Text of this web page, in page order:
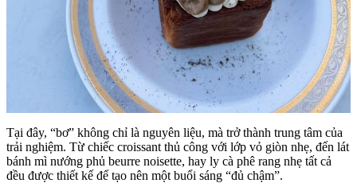
Tại đây, “bơ” không chỉ là nguyên liệu, mà trở thành trung tâm của
trải nghiệm. Từ chiếc croissant thủ công với lớp vỏ giòn nhẹ, đến lát
bánh mì nướng phủ beurre noisette, hay ly cà phê rang nhẹ tất cả
đều được thiết kế để tạo nên một buổi sáng “đủ chậm”.